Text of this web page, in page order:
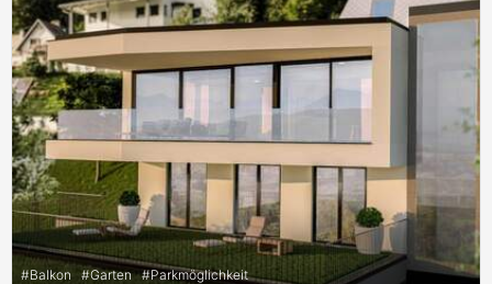
#Balkon #Garten #Parkmöglichkeit